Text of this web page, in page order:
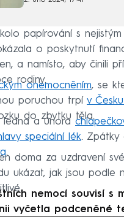
papírování s nejistým
o poskytnutí
a namísto, aby činili
rodiny.
onemocněním, se
poruchou trpí v
do zbytku těla.
ledna a února
speciální lék. Zpátky
.
doma za uzdravení
ukázat, jak jsou podle
nemocí souvisí s
vyčetla podceněné